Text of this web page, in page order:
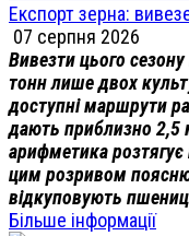
Експорт зерна:
07 серпня 2026
Вивезти цього
тонн лише двох
доступні маршрути
дають приблизно 2,5
арифметика
цим розривом
відкуповують
Більше інформації